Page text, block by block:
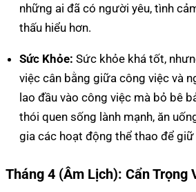
những ai đã có người yêu, tình
thấu hiểu hơn.
Sức Khỏe: Sức khỏe khá tốt,
việc cân bằng giữa công việc và
lao đầu vào công việc mà bỏ bê
thói quen sống lành mạnh, ăn
gia các hoạt động thể thao để
Tháng 4 (Âm Lịch): Cẩn Trọng